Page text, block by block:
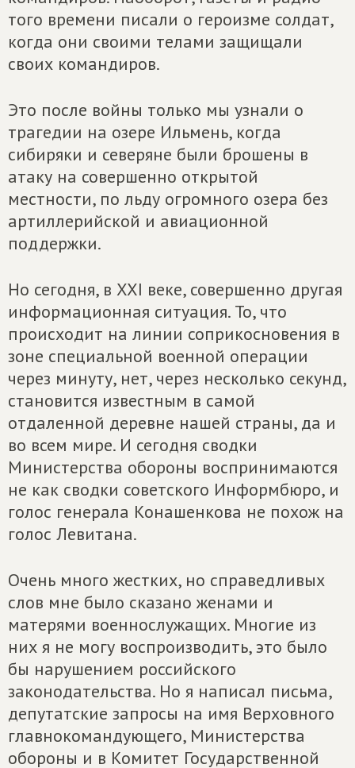
того времени писали о героизме солдат,
когда они своими телами защищали
своих командиров.
Это после войны только мы узнали о
трагедии на озере Ильмень, когда
сибиряки и северяне были брошены в
атаку на совершенно открытой
местности, по льду огромного озера без
артиллерийской и авиационной
поддержки.
Но сегодня, в ХХI веке, совершенно другая
информационная ситуация. То, что
происходит на линии соприкосновения в
зоне специальной военной операции
через минуту, нет, через несколько секунд,
становится известным в самой
отдаленной деревне нашей страны, да и
во всем мире. И сегодня сводки
Министерства обороны воспринимаются
не как сводки советского Информбюро, и
голос генерала Конашенкова не похож на
голос Левитана.
Очень много жестких, но справедливых
слов мне было сказано женами и
матерями военнослужащих. Многие из
них я не могу воспроизводить, это было
бы нарушением российского
законодательства. Но я написал письма,
депутатские запросы на имя Верховного
главнокомандующего, Министерства
обороны и в Комитет Государственной